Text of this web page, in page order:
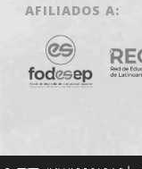
AFILIADOS A: